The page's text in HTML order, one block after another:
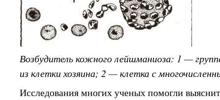
Возбудитель кожного лейшманиоза: 1 —
из клетки хозяина; 2 — клетка с
Исследования многих ученых помогли